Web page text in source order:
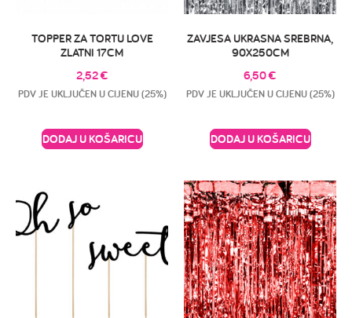
TOPPER ZA TORTU LOVE
ZLATNI 17CM
2,52€
PDV JE UKLJUČEN U CIJENU (25%)
DODAJ U KOŠARICU
ZAVJESA UKRASNA SREBRNA,
90X250CM
6,50€
PDV JE UKLJUČEN U CIJENU (25%)
DODAJ U KOŠARICU